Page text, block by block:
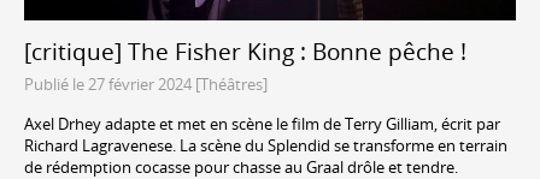
[critique] The Fisher King : Bonne pêche !
Publié le 27 février 2024 [Théâtres]
Axel Drhey adapte et met en scène le film de Terry Gilliam, écrit par
Richard Lagravenese. La scène du Splendid se transforme en terrain
de rédemption cocasse pour chasse au Graal drôle et tendre.